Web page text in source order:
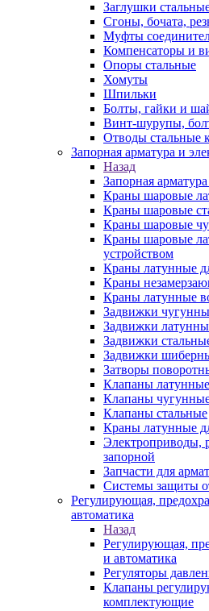
Заглушки
Сгоны, бочата,
Муфты
Компенсаторы и
Опоры стальные
Хомуты
Шпильки
Болты, гайки и
Винт-шурупы,
Отводы стальные
Запорная арматура и
Назад
Запорная
Краны шаровые
Краны шаровые
Краны шаровые
Краны шаровые
устройством
Краны латунные
Краны
Краны латунные
Задвижки
Задвижки
Задвижки
Задвижки
Затворы
Клапаны латунные
Клапаны
Клапаны стальные
Краны латунные
Электроприводы,
запорной
Запчасти для
Системы защиты
Регулирующая,
автоматика
Назад
Регулирующая,
и автоматика
Регуляторы
Клапаны
комплектующие